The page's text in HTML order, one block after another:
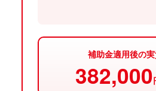
補助金適用後の
382,000